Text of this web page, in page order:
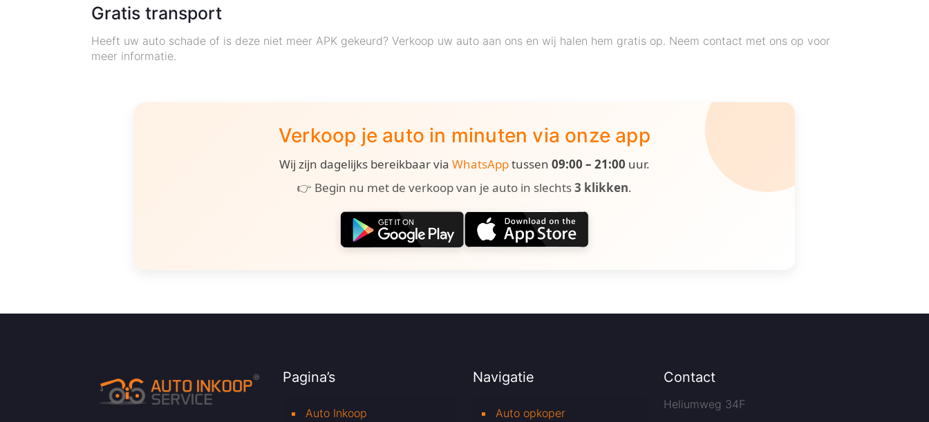
Gratis transport
Heeft uw auto schade of is deze niet meer APK gekeurd? Verkoop uw auto aan ons en wij halen hem gratis op. Neem contact met ons op voor
meer informatie.
Verkoop je auto in minuten via onze app
Wij zijn dagelijks bereikbaar via WhatsApptussen 09:00 – 21:00 uur.
👉 Begin nu met de verkoop van je auto in slechts3 klikken.
Pagina’s
Auto Inkoop
Navigatie
Auto opkoper
Contact
Heliumweg 34F